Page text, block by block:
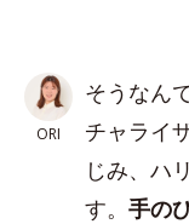
ORI
そうなん
チャライ
じみ、ハ
す。 手の